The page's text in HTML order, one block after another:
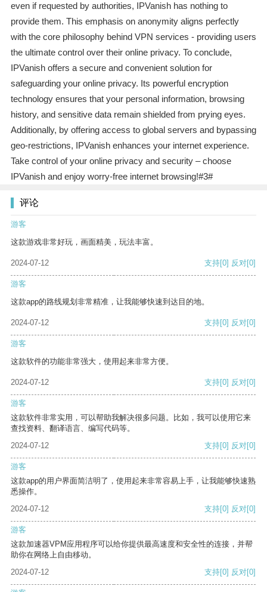
even if requested by authorities, IPVanish has nothing to
provide them. This emphasis on anonymity aligns perfectly
with the core philosophy behind VPN services - providing users
the ultimate control over their online privacy. To conclude,
IPVanish offers a secure and convenient solution for
safeguarding your online privacy. Its powerful encryption
technology ensures that your personal information, browsing
history, and sensitive data remain shielded from prying eyes.
Additionally, by offering access to global servers and bypassing
geo-restrictions, IPVanish enhances your internet experience.
Take control of your online privacy and security – choose
IPVanish and enjoy worry-free internet browsing!#3#
评论
游客
这款游戏非常好玩，画面精美，玩法丰富。
2024-07-12 支持[0] 反对[0]
游客
这款app的路线规划非常精准，让我能够快速到达目的地。
2024-07-12 支持[0] 反对[0]
游客
这款软件的功能非常强大，使用起来非常方便。
2024-07-12 支持[0] 反对[0]
游客
这款软件非常实用，可以帮助我解决很多问题。比如，我可以使用它来
查找资料、翻译语言、编写代码等。
2024-07-12
支持[0] 反对[0]
游客
这款app的用户界面简洁明了，使用起来非常容易上手，让我能够快速熟
悉操作。
2024-07-12
支持[0] 反对[0]
游客
这款加速器VPM应用程序可以给你提供最高速度和安全性的连接，并帮
助你在网络上自由移动。
2024-07-12
支持[0] 反对[0]